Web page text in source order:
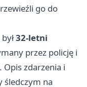
go do
32-letni
przez policję i
. Opis zdarzenia i
śledczym na